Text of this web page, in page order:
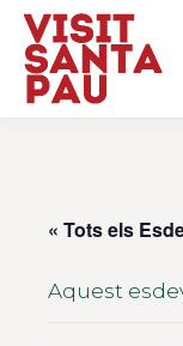
« Tots els
Aquest